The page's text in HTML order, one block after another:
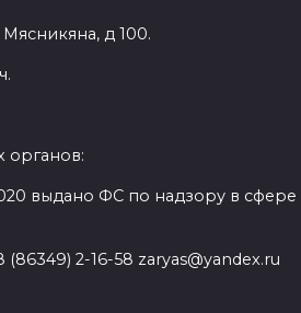
д 100.
органов:
выдано ФС по надзору в
2-16-58 zaryas@yandex.ru